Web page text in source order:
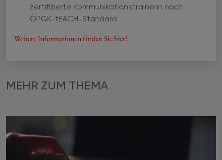
zertifizierte Kommunikationstrainerin nach
ÖPGK-tEACH-Standard
Weitere Informationen finden Sie hier!
MEHR ZUM THEMA